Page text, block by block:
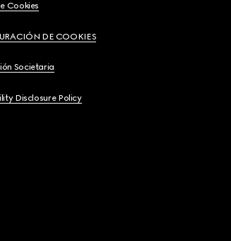
Cookies
DE COOKIES
Societaria
Disclosure Policy